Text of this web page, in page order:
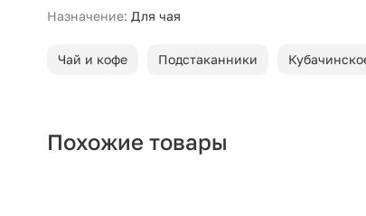
Назначение: Для чая
Чай и кофе Подстаканники
Похожие товары